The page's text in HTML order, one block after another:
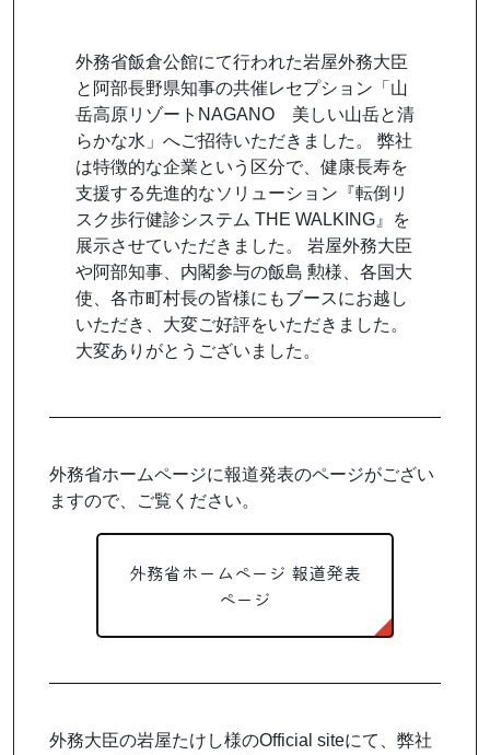
外務省飯倉公館にて行われた岩屋外務大臣
と阿部長野県知事の共催レセプション「山
岳高原リゾートNAGANO 美しい山岳と清
らかな水」へご招待いただきました。 弊社
は特徴的な企業という区分で、健康長寿を
支援する先進的なソリューション『転倒リ
スク歩行健診システム THE WALKING』を
展示させていただきました。 岩屋外務大臣
や阿部知事、内閣参与の飯島 勲様、各国大
使、各市町村長の皆様にもブースにお越し
いただき、大変ご好評をいただきました。
大変ありがとうございました。
外務省ホームページに報道発表のページがござい
ますので、ご覧ください。
外務省ホームページ 報道発表
ページ
外務大臣の岩屋たけし様のOfficial siteにて、弊社